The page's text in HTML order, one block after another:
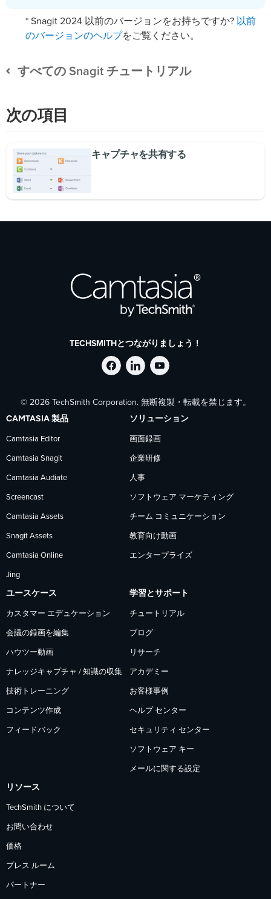
* Snagit 2024 以前のバージョンをお持ちですか? 以前
のバージョンのヘルプをご覧ください。
すべての Snagit チュートリアル
次の項目
キャプチャを共有する
TECHSMITHとつながりましょう！
Facebook
で
TechSmith
ォ
ロ
ー
LinkedIn
で
TechSmith
を
フ
ォ
ロ
ー
YouTube
で
TechSmith
フ
ォ
ロ
ー
© 2026 TechSmith Corporation. 無断複製・転載を禁じます。
CAMTASIA 製品
Camtasia Editor
Camtasia Snagit
Camtasia Audiate
Screencast
Camtasia Assets
Snagit Assets
Camtasia Online
Jing
ソリューション
画面録画
企業研修
人事
ソフトウェア マーケティング
チーム コミュニケーション
教育向け動画
エンタープライズ
ユースケース
カスタマー エデュケーション
会議の録画を編集
ハウツー動画
ナレッジキャプチャ / 知識の収集
技術トレーニング
コンテンツ作成
フィードバック
学習とサポート
チュートリアル
ブログ
リサーチ
アカデミー
お客様事例
ヘルプ センター
セキュリティ センター
ソフトウェア キー
メールに関する設定
リソース
TechSmith について
お問い合わせ
価格
プレス ルーム
パートナー